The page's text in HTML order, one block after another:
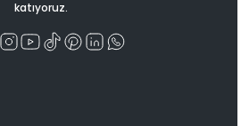
katıyoruz.